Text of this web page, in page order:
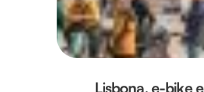
Lisbona, e-bike e